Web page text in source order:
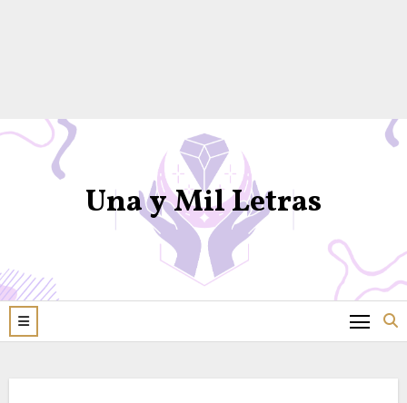
Una y Mil Letras